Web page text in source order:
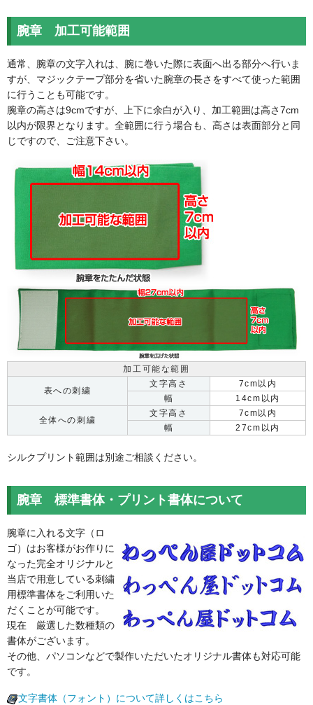
腕章 加工可能範囲
通常、腕章の文字入れは、腕に巻いた際に表面へ出る部分へ行いま
すが、マジックテープ部分を省いた腕章の長さをすべて使った範囲
に行うことも可能です。
腕章の高さは9cmですが、上下に余白が入り、加工範囲は高さ7cm
以内が限界となります。全範囲に行う場合も、高さは表面部分と同
じですので、ご注意下さい。
加工可能な範囲
表への刺繍
文字高さ
7cm以内
幅
14cm以内
全体への刺繍
文字高さ
7cm以内
幅
27cm以内
シルクプリント範囲は別途ご相談ください。
腕章 標準書体・プリント書体について
腕章に入れる文字（ロ
ゴ）はお客様がお作りに
なった完全オリジナルと
当店で用意している刺繍
用標準書体をご利用いた
だくことが可能です。
現在 厳選した数種類の
書体がございます。
その他、パソコンなどで製作いただいたオリジナル書体も対応可能
です。
文字書体（フォント）について詳しくはこちら